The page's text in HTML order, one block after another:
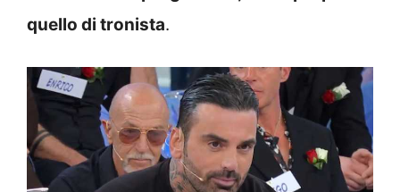
quello di tronista.